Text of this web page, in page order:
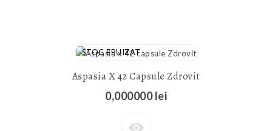
STOC EPUIZAT
Aspasia X 42 Capsule Zdrovit
0,000000 lei